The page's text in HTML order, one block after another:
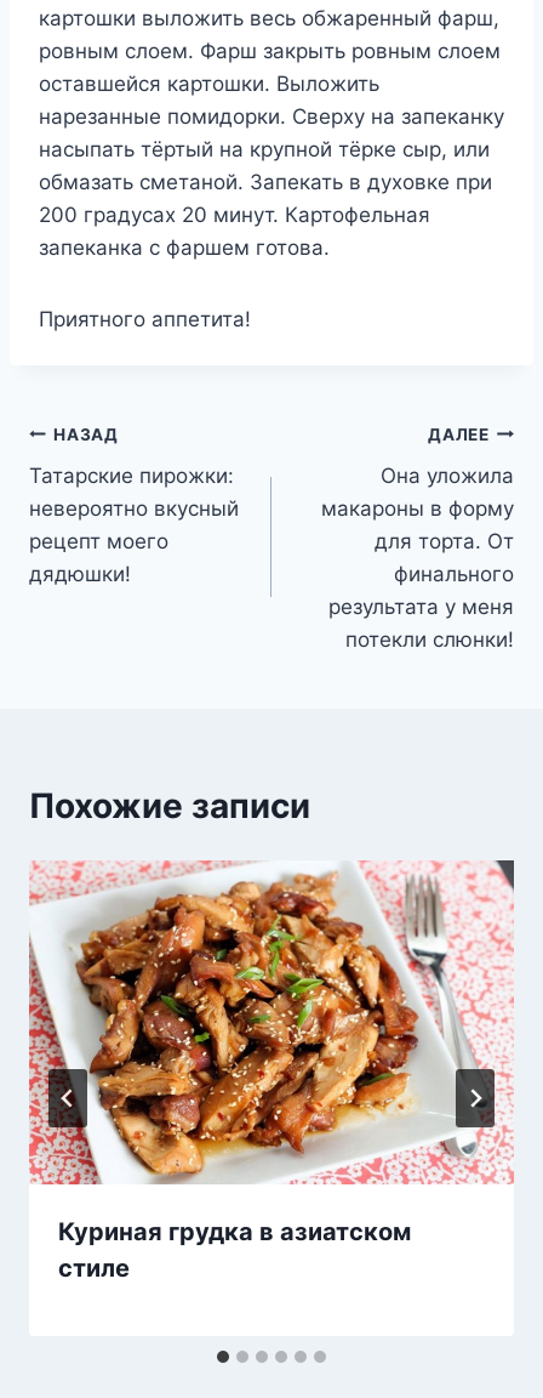
картошки выложить весь обжаренный фарш,
ровным слоем. Фарш закрыть ровным слоем
оставшейся картошки. Выложить
нарезанные помидорки. Сверху на запеканку
насыпать тёртый на крупной тёрке сыр, или
обмазать сметаной. Запекать в духовке при
200 градусах 20 минут. Картофельная
запеканка с фаршем готова.
Приятного аппетита!
Навигация
по
записям
НАЗАД
Татарские пирожки:
невероятно вкусный
рецепт моего
дядюшки!
ДАЛЕЕ
Она уложила
макароны в форму
для торта. От
финального
результата у меня
потекли слюнки!
Похожие записи
Куриная грудка в азиатском
стиле